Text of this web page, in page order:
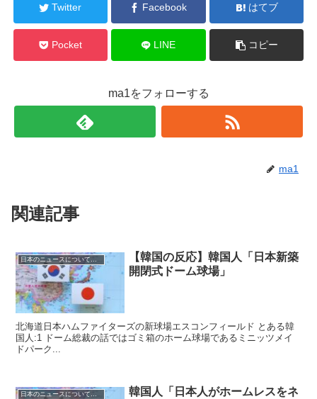
Twitter Facebook はてブ
Pocket LINE コピー
ma1をフォローする
ma1
関連記事
【韓国の反応】韓国人「日本新築
開閉式ドーム球場」
北海道日本ハムファイターズの新球場エスコンフィールド とある韓
国人:1 ドーム総裁の話ではゴミ箱のホーム球場であるミニッツメイ
ドパーク...
日本のニュースについての反応
韓国人「日本人がホームレスをネ